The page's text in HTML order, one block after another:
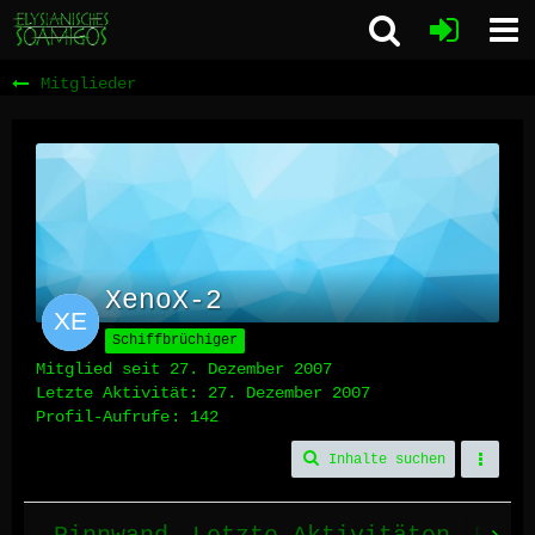
Mitglieder
XenoX-2
Schiffbrüchiger
Mitglied seit 27. Dezember 2007
Letzte Aktivität: 27. Dezember 2007
Profil-Aufrufe
142
Inhalte suchen